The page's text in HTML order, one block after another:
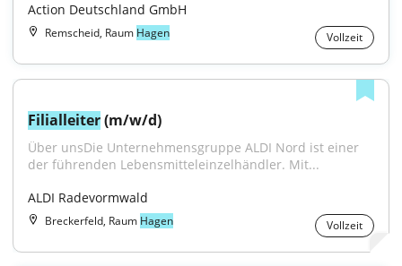
Action Deutschland GmbH
Remscheid, Raum Hagen Vollzeit
Filialleiter (m/w/d)
Über unsDie Unternehmensgruppe ALDI Nord ist einer
der führenden Lebensmitteleinzelhändler. Mit...
ALDI Radevormwald
Breckerfeld, Raum Hagen Vollzeit